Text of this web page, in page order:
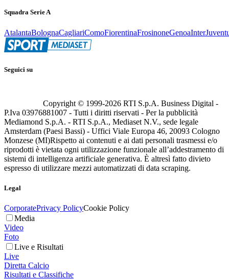
Squadra Serie A
AtalantaBolognaCagliariComoFiorentinaFrosinoneGenoaInter
Seguici su
Copyright © 1999-2026 RTI S.p.A. Business Digital -
P.Iva 03976881007 - Tutti i diritti riservati - Per la pubblicità
Mediamond S.p.A. - RTI S.p.A., Mediaset N.V., sede legale
Amsterdam (Paesi Bassi) - Uffici Viale Europa 46, 20093 Cologno
Monzese (MI)Rispetto ai contenuti e ai dati personali trasmessi e/o
riprodotti è vietata ogni utilizzazione funzionale all’addestramento di
sistemi di intelligenza artificiale generativa. È altresì fatto divieto
espresso di utilizzare mezzi automatizzati di data scraping.
Legal
CorporatePrivacy PolicyCookie Policy
Media
Video
Foto
Live e Risultati
Live
Diretta Calcio
Risultati e Classifiche